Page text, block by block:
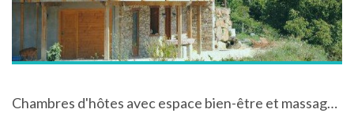
Chambres d'hôtes avec espace bien-être et massage à Binos dans la Haute-Garonne dans les Pyrénées